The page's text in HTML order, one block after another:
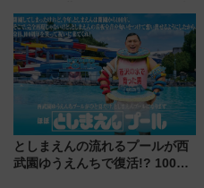
歩1キロ超え！ 知っておきたい
変更点まとめ
としまえんの流れるプールが西
武園ゆうえんちで復活!? 100周